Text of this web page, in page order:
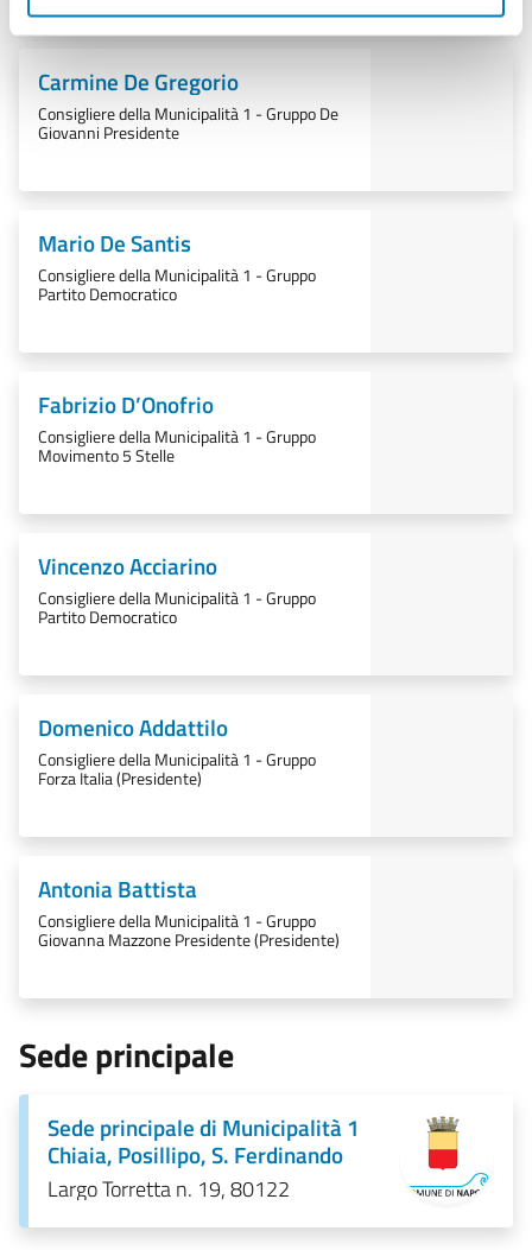
Carmine De Gregorio
Consigliere della Municipalità 1 - Gruppo De
Giovanni Presidente
Mario De Santis
Consigliere della Municipalità 1 - Gruppo
Partito Democratico
Fabrizio D’Onofrio
Consigliere della Municipalità 1 - Gruppo
Movimento 5 Stelle
Vincenzo Acciarino
Consigliere della Municipalità 1 - Gruppo
Partito Democratico
Domenico Addattilo
Consigliere della Municipalità 1 - Gruppo
Forza Italia (Presidente)
Antonia Battista
Consigliere della Municipalità 1 - Gruppo
Giovanna Mazzone Presidente (Presidente)
Sede principale
Sede principale di Municipalità 1
Chiaia, Posillipo, S. Ferdinando
Largo Torretta n. 19, 80122